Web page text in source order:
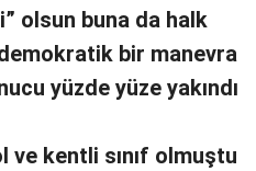
olsun buna da halk
bir manevra
yüzde yüze yakındı
ve kentli sınıf olmuştu